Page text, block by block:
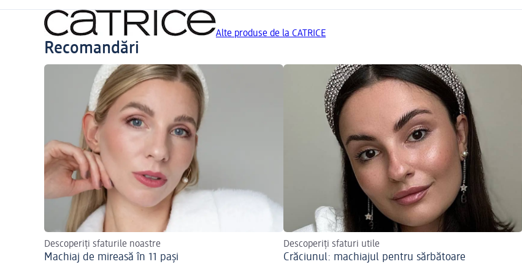
Alte produse de la CATRICE
Recomandări
Descoperiți sfaturile noastre
Machiaj de mireasă în 11 pași
Descoperiți sfaturi utile
Crăciunul: machiajul pentru sărbătoare